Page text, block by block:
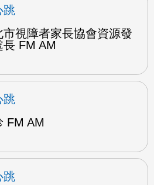
跳
視障者家長協會資源發
長 FM AM
跳
FM AM
跳